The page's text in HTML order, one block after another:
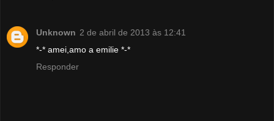
Unknown 2 de abril de 2013 às 12:41
*-* amei,amo a emilie *-*
Responder